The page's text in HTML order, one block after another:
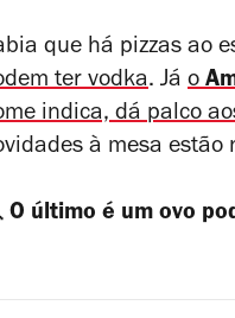
que há pizzas ao
ter vodka. Já o
indica, dá palco
à mesa estão
O último é um ovo